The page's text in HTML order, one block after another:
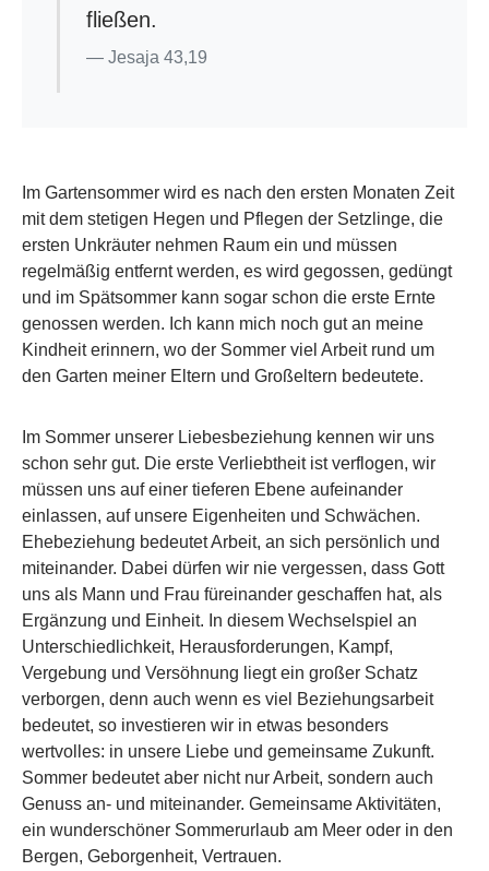
fließen.
Jesaja 43,19
Im Gartensommer wird es nach den ersten Monaten Zeit
mit dem stetigen Hegen und Pflegen der Setzlinge, die
ersten Unkräuter nehmen Raum ein und müssen
regelmäßig entfernt werden, es wird gegossen, gedüngt
und im Spätsommer kann sogar schon die erste Ernte
genossen werden. Ich kann mich noch gut an meine
Kindheit erinnern, wo der Sommer viel Arbeit rund um
den Garten meiner Eltern und Großeltern bedeutete.
Im Sommer unserer Liebesbeziehung kennen wir uns
schon sehr gut. Die erste Verliebtheit ist verflogen, wir
müssen uns auf einer tieferen Ebene aufeinander
einlassen, auf unsere Eigenheiten und Schwächen.
Ehebeziehung bedeutet Arbeit, an sich persönlich und
miteinander. Dabei dürfen wir nie vergessen, dass Gott
uns als Mann und Frau füreinander geschaffen hat, als
Ergänzung und Einheit. In diesem Wechselspiel an
Unterschiedlichkeit, Herausforderungen, Kampf,
Vergebung und Versöhnung liegt ein großer Schatz
verborgen, denn auch wenn es viel Beziehungsarbeit
bedeutet, so investieren wir in etwas besonders
wertvolles: in unsere Liebe und gemeinsame Zukunft.
Sommer bedeutet aber nicht nur Arbeit, sondern auch
Genuss an- und miteinander. Gemeinsame Aktivitäten,
ein wunderschöner Sommerurlaub am Meer oder in den
Bergen, Geborgenheit, Vertrauen.